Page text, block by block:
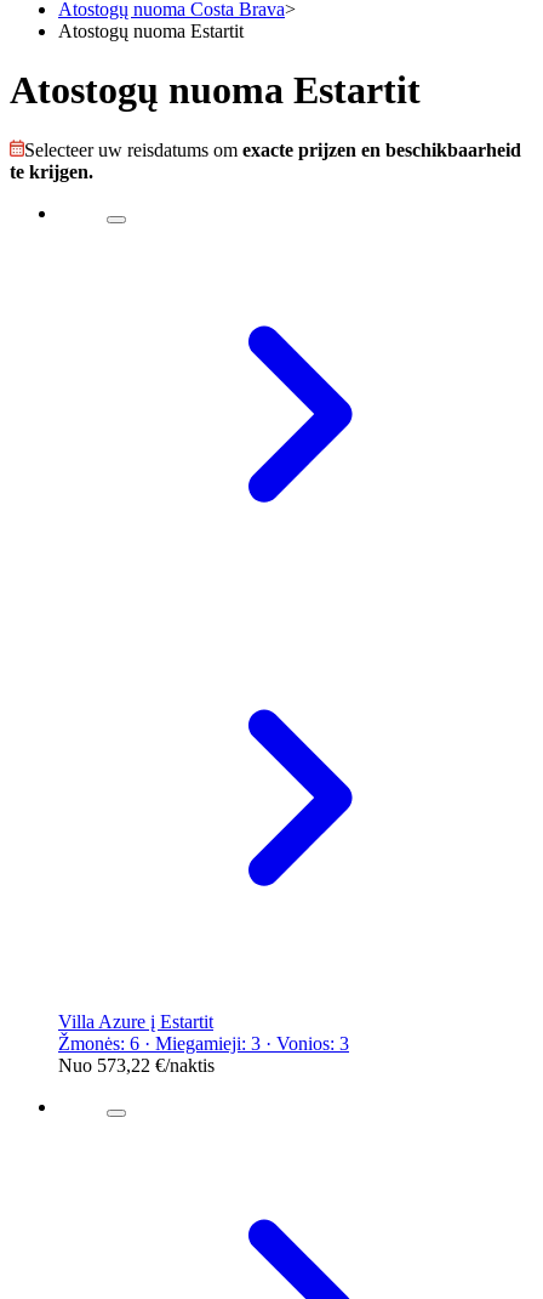
Atostogų nuoma Costa Brava>
Atostogų nuoma Estartit
Atostogų nuoma Estartit
Selecteer uw reisdatums om exacte prijzen en beschikbaarheid
te krijgen.
Villa Azure į Estartit
Žmonės: 6 · Miegamieji: 3 · Vonios: 3
Nuo 573,22 €/naktis